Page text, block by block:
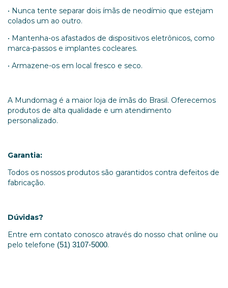
• Nunca tente separar dois ímãs de neodímio que estejam
colados um ao outro.
• Mantenha-os afastados de dispositivos eletrônicos, como
marca-passos e implantes cocleares.
• Armazene-os em local fresco e seco.
A Mundomag é a maior loja de ímãs do Brasil. Oferecemos
produtos de alta qualidade e um atendimento
personalizado.
Garantia:
Todos os nossos produtos são garantidos contra defeitos de
fabricação.
Dúvidas?
Entre em contato conosco através do nosso chat online ou
pelo telefone (51) 3107-5000.